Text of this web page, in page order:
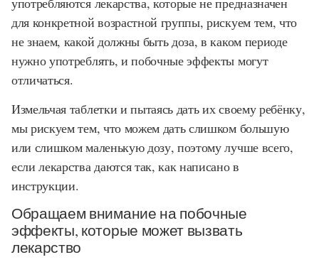
для конкретной возрастной группы, рискуем тем, что
не знаем, какой должны быть доза, в каком периоде
нужно употреблять, и побочные эффекты могут
отличаться.
Измельчая таблетки и пытаясь дать их своему ребёнку,
мы рискуем тем, что можем дать слишком большую
или слишком маленькую дозу, поэтому лучше всего,
если лекарства даются так, как написано в
инструкции.
Обращаем внимание на побочные
эффекты, которые может вызвать
лекарство